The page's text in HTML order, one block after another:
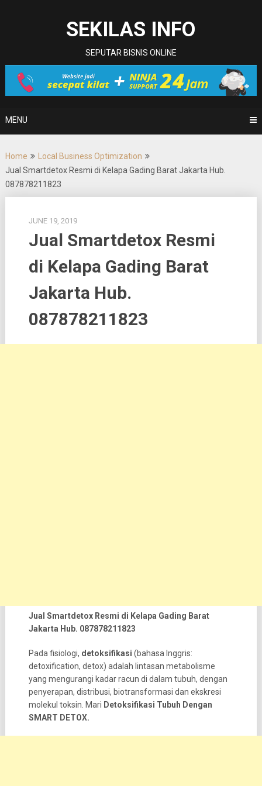
SEKILAS INFO
SEPUTAR BISNIS ONLINE
MENU
Home
Local Business Optimization
Jual Smartdetox Resmi di Kelapa Gading Barat Jakarta Hub.
087878211823
JUNE 19, 2019
Jual Smartdetox Resmi
di Kelapa Gading Barat
Jakarta Hub.
087878211823
Jual Smartdetox Resmi di Kelapa Gading Barat
Jakarta Hub. 087878211823
Pada fisiologi, detoksifikasi (bahasa Inggris:
detoxification, detox) adalah lintasan metabolisme
yang mengurangi kadar racun di dalam tubuh, dengan
penyerapan, distribusi, biotransformasi dan ekskresi
molekul toksin. Mari Detoksifikasi Tubuh Dengan
SMART DETOX.